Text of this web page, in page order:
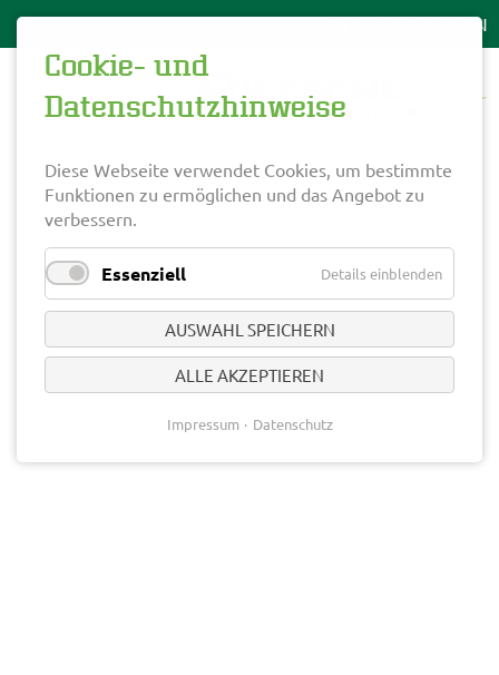
Bauernhoffrühstück mit
Chrysanthema in Lahr
Cookie- und
Datenschutzhinweise
Diese Webseite verwendet Cookies, um bestimmte
Funktionen zu ermöglichen und das Angebot zu
verbessern.
Essenziell Details einblenden
AUSWAHL SPEICHERN
ALLE AKZEPTIEREN
Impressum Datenschutz